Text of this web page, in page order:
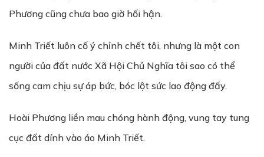
Phương cũng chưa bao giờ hối hận.
Minh Triết luôn cố ý chỉnh chết tôi, nhưng là một con
người của đất nước Xã Hội Chủ Nghĩa tôi sao có thể
sống cam chịu sự áp bức, bóc lột sức lao động đấy.
Hoài Phương liền mau chóng hành động, vung tay tung
cục đất dính vào áo Minh Triết.